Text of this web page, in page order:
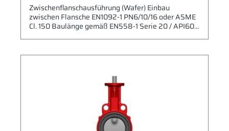
Zwischenflanschausführung (Wafer) Einbau
zwischen Flansche EN1092-1 PN6/10/16 oder ASME
Cl. 150 Baulänge gemäß EN558-1 Serie 20 / API609
2002 Scheibe: Edelstahl 1.4408 (CF8M) + Halar
924B Betriebsbedingungen gemäß Datenblatt
Betätigung mit Rasthebel